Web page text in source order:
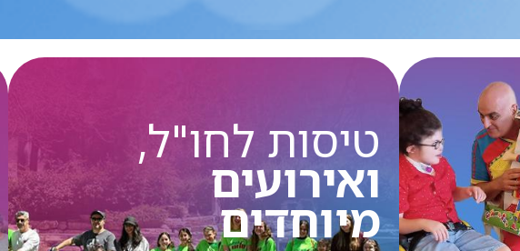
טיסות לחו"ל,
ואירועים
מיוחדים